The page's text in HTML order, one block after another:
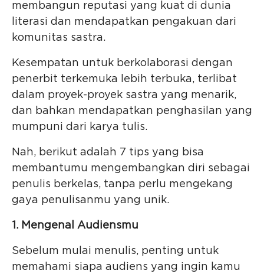
membangun reputasi yang kuat di dunia
literasi dan mendapatkan pengakuan dari
komunitas sastra.
Kesempatan untuk berkolaborasi dengan
penerbit terkemuka lebih terbuka, terlibat
dalam proyek-proyek sastra yang menarik,
dan bahkan mendapatkan penghasilan yang
mumpuni dari karya tulis.
Nah, berikut adalah 7 tips yang bisa
membantumu mengembangkan diri sebagai
penulis berkelas, tanpa perlu mengekang
gaya penulisanmu yang unik.
1. Mengenal Audiensmu
Sebelum mulai menulis, penting untuk
memahami siapa audiens yang ingin kamu